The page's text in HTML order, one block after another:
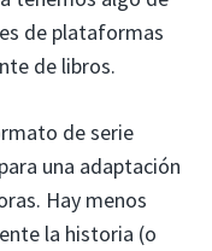
de plataformas
de libros.
de serie
una adaptación
Hay menos
la historia (o